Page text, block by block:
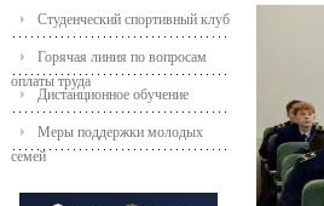
Студенческий спортивный клуб
Горячая линия по вопросам
оплаты труда
Дистанционное обучение
Меры поддержки молодых
семей